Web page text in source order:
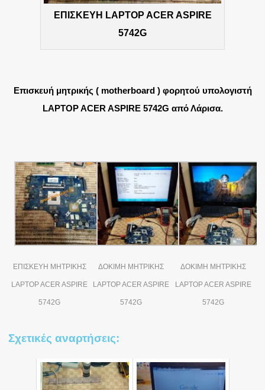
ΕΠΙΣΚΕΥΗ LAPTOP ACER ASPIRE
5742G
Επισκευή μητρικής ( motherboard ) φορητού υπολογιστή
LAPTOP ACER ASPIRE 5742G από Λάρισα.
ΕΠΙΣΚΕΥΗ ΜΗΤΡΙΚΗΣ
LAPTOP ACER ASPIRE
5742G
ΔΟΚΙΜΗ ΜΗΤΡΙΚΗΣ
LAPTOP ACER ASPIRE
5742G
ΔΟΚΙΜΗ ΜΗΤΡΙΚΗΣ
LAPTOP ACER ASPIRE
5742G
Σχετικές αναρτήσεις: